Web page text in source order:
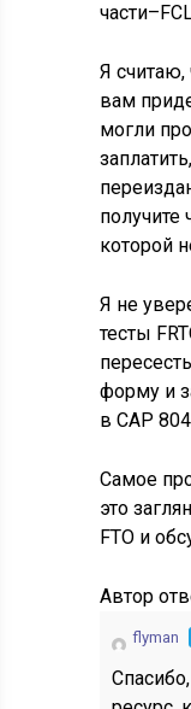
Я считаю,
вам
могли
получите
которой
Я не
тесты
форму и
в CAP
Самое
это
FTO и
Автор
flyman